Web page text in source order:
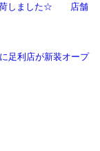
荷しました☆ 店舗
利店が新装オープ